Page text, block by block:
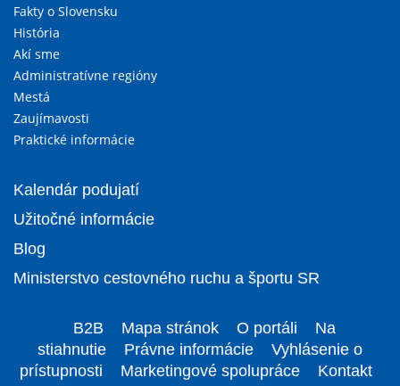
Fakty o Slovensku
História
Akí sme
Administratívne regióny
Mestá
Zaujímavosti
Praktické informácie
Kalendár podujatí
Užitočné informácie
Blog
Ministerstvo cestovného ruchu a športu SR
B2B Mapa stránok O portáli
Na
stiahnutie
Právne informácie
Vyhlásenie o
prístupnosti
Marketingové spolupráce Kontakt